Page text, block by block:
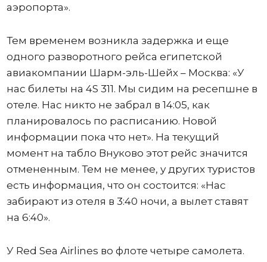
аэропорта».
Тем временем возникла задержка и еще
одного разворотного рейса египетской
авиакомпании Шарм-эль-Шейх – Москва: «У
нас билеты на 4S 311. Мы сидим на ресепшне в
отеле. Нас никто не забрал в 14:05, как
планировалось по расписанию. Новой
информации пока что нет». На текущий
момент на табло Внуково этот рейс значится
отмененным. Тем не менее, у других туристов
есть информация, что он состоится: «Нас
забирают из отеля в 3:40 ночи, а вылет ставят
на 6:40».
У Red Sea Airlines во флоте четыре самолета.